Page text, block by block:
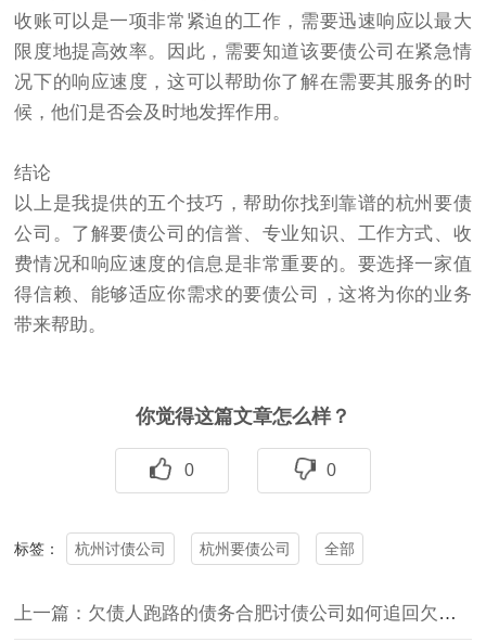
收账可以是一项非常紧迫的工作，需要迅速响应以最大
限度地提高效率。因此，需要知道该要债公司在紧急情
况下的响应速度，这可以帮助你了解在需要其服务的时
候，他们是否会及时地发挥作用。
结论
以上是我提供的五个技巧，帮助你找到靠谱的杭州要债
公司。了解要债公司的信誉、专业知识、工作方式、收
费情况和响应速度的信息是非常重要的。要选择一家值
得信赖、能够适应你需求的要债公司，这将为你的业务
带来帮助。
你觉得这篇文章怎么样？
0 0
标签： 杭州讨债公司 杭州要债公司 全部
上一篇：欠债人跑路的债务合肥讨债公司如何追回欠款？